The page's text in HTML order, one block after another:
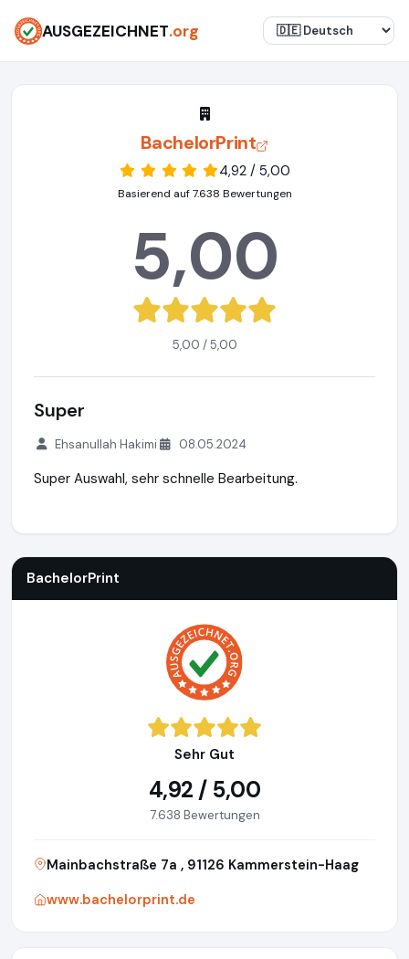
AUSGEZEICHNET.org
BachelorPrint
4,92 / 5,00
Basierend auf 7.638 Bewertungen
5,00
5,00 / 5,00
Super
Ehsanullah Hakimi 08.05.2024
Super Auswahl, sehr schnelle Bearbeitung.
BachelorPrint
Sehr Gut
4,92 / 5,00
7.638 Bewertungen
Mainbachstraße 7a , 91126 Kammerstein-Haag
www.bachelorprint.de